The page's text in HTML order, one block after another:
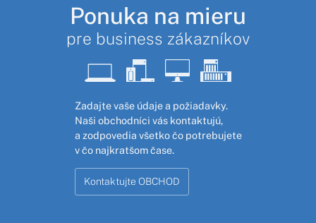
Ponuka na mieru
pre business zákazníkov
Zadajte vaše údaje a požiadavky.
Naši obchodníci vás kontaktujú,
a zodpovedia všetko čo potrebujete
v čo najkratšom čase.
Kontaktujte OBCHOD